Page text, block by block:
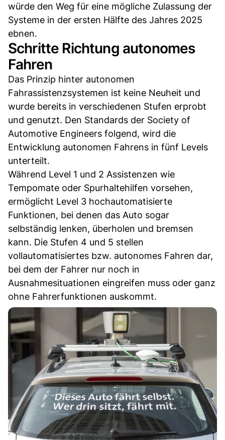
würde den Weg für eine mögliche Zulassung der
Systeme in der ersten Hälfte des Jahres 2025
ebnen.
Schritte Richtung autonomes
Fahren
Das Prinzip hinter autonomen
Fahrassistenzsystemen ist keine Neuheit und
wurde bereits in verschiedenen Stufen erprobt
und genutzt. Den Standards der Society of
Automotive Engineers folgend, wird die
Entwicklung autonomen Fahrens in fünf Levels
unterteilt.
Während Level 1 und 2 Assistenzen wie
Tempomate oder Spurhaltehilfen vorsehen,
ermöglicht Level 3 hochautomatisierte
Funktionen, bei denen das Auto sogar
selbständig lenken, überholen und bremsen
kann. Die Stufen 4 und 5 stellen
vollautomatisiertes bzw. autonomes Fahren dar,
bei dem der Fahrer nur noch in
Ausnahmesituationen eingreifen muss oder ganz
ohne Fahrerfunktionen auskommt.